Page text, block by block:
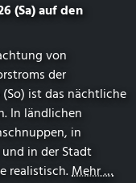
(Sa) auf den
von
der
(So) ist das nächtliche
In ländlichen
in
in der Stadt
realistisch.Mehr …